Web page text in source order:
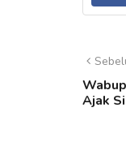
Ajak